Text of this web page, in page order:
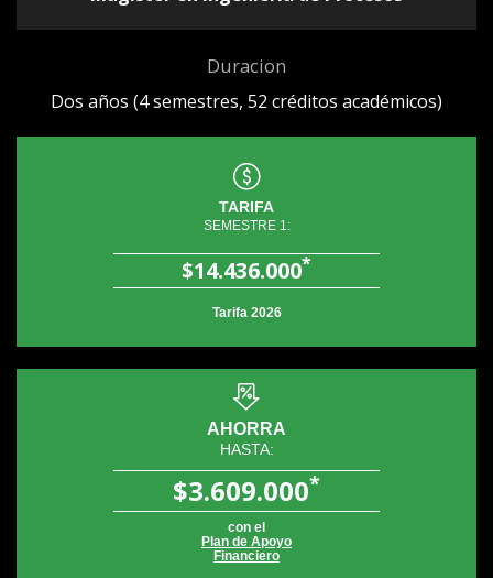
Duracion
Dos años (4 semestres, 52 créditos académicos)
TARIFA
SEMESTRE 1:
$14.436.000*
Tarifa 2026
AHORRA
HASTA:
$3.609.000*
con el
Plan de Apoyo
Financiero